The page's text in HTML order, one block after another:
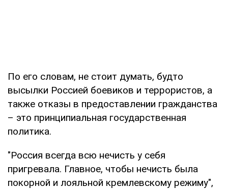
По его словам, не стоит думать, будто
высылки Россией боевиков и террористов, а
также отказы в предоставлении гражданства
– это принципиальная государственная
политика.
"Россия всегда всю нечисть у себя
пригревала. Главное, чтобы нечисть была
покорной и лояльной кремлевскому режиму",